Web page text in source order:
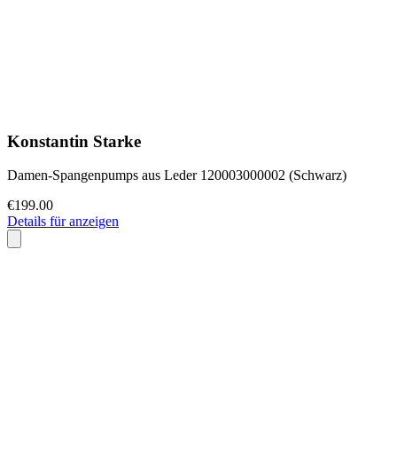
Konstantin Starke
Damen-Spangenpumps aus Leder 120003000002 (Schwarz)
€199.00
Details für anzeigen